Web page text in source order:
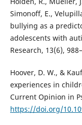
Simonoff, E.,
bullying as a
adolescents with
Research, 13(6),
Hoover, D. W., &
experiences in
Current Opinion in
https://doi.org/